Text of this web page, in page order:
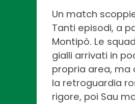
Un match
Tanti episodi, a
Montipò. Le
gialli arrivati in
propria area, ma
la retroguardia
rigore, poi Sau